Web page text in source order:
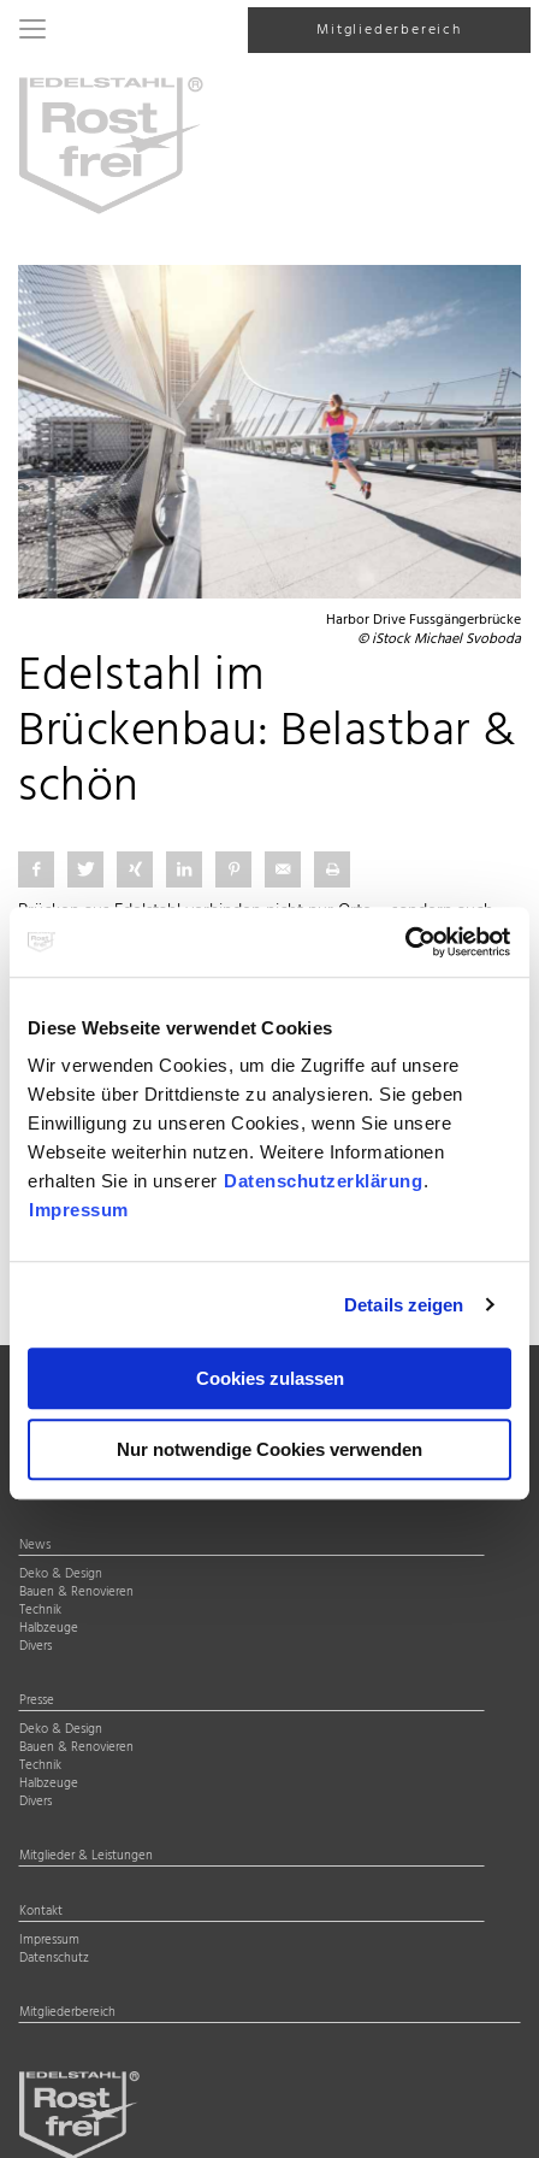
Diese Webseite verwendet Cookies
Wir verwenden Cookies, um die Zugriffe auf unsere
Website über Drittdienste zu analysieren. Sie geben
Einwilligung zu unseren Cookies, wenn Sie unsere
Webseite weiterhin nutzen. Weitere Informationen
erhalten Sie in unserer Datenschutzerklärung.
Impressum
Details zeigen
Cookies zulassen
Nur notwendige Cookies verwenden
Mitgliederbereich
Harbor Drive Fussgängerbrücke
© iStock Michael Svoboda
Edelstahl im
Brückenbau: Belastbar &
schön
Brücken aus Edelstahl verbinden nicht nur Orte – sondern auch
Funktion & Ästhetik.
Sie trotzen Wind, Wetter und Zeit – ohne Lack, ohne Rost.
🔹 hoher Tragfähigkeit
🔹 minimalem Wartungsaufwand
🔹 zeitloser Optik
Ideal für nachhaltige Infrastruktur, die Jahrzehnte überdauert.
Zur Übersicht
Über uns
Qualitätssiegel
News
Deko & Design
Bauen & Renovieren
Technik
Halbzeuge
Divers
Presse
Deko & Design
Bauen & Renovieren
Technik
Halbzeuge
Divers
Mitglieder & Leistungen
Kontakt
Impressum
Datenschutz
Mitgliederbereich